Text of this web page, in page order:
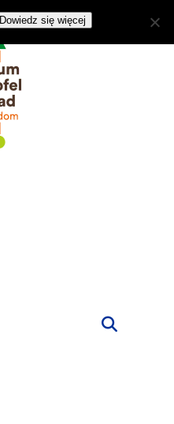
Dowiedz się więcej